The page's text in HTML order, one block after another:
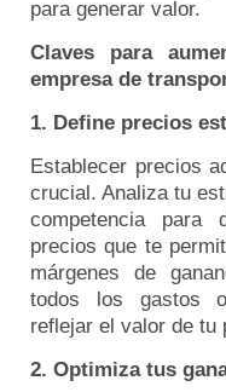
para generar valor.
Claves para
empresa de
1. Define precios
Establecer precios
crucial. Analiza tu
competencia para
precios que te
márgenes de
todos los gastos
reflejar el valor de tu
2. Optimiza tus